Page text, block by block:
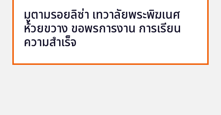
มูตามรอยลิซ่า เทวาลัยพระพิฆเนศ
ห้วยขวาง ขอพรการงาน การเรียน
ความสำเร็จ